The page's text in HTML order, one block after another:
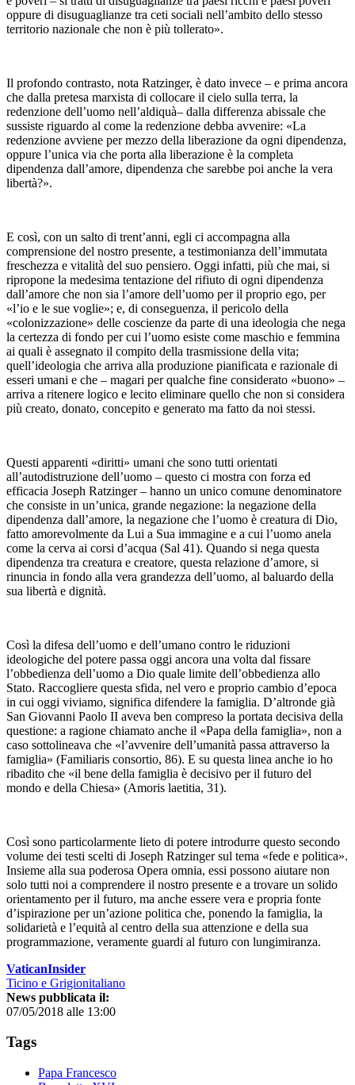
oppure di disuguaglianze tra ceti sociali nell’ambito dello stesso
territorio nazionale che non è più tollerato».
Il profondo contrasto, nota Ratzinger, è dato invece – e prima ancora
che dalla pretesa marxista di collocare il cielo sulla terra, la
redenzione dell’uomo nell’aldiquà– dalla differenza abissale che
sussiste riguardo al come la redenzione debba avvenire: «La
redenzione avviene per mezzo della liberazione da ogni dipendenza,
oppure l’unica via che porta alla liberazione è la completa
dipendenza dall’amore, dipendenza che sarebbe poi anche la vera
libertà?».
E così, con un salto di trent’anni, egli ci accompagna alla
comprensione del nostro presente, a testimonianza dell’immutata
freschezza e vitalità del suo pensiero. Oggi infatti, più che mai, si
ripropone la medesima tentazione del rifiuto di ogni dipendenza
dall’amore che non sia l’amore dell’uomo per il proprio ego, per
«l’io e le sue voglie»; e, di conseguenza, il pericolo della
«colonizzazione» delle coscienze da parte di una ideologia che nega
la certezza di fondo per cui l’uomo esiste come maschio e femmina
ai quali è assegnato il compito della trasmissione della vita;
quell’ideologia che arriva alla produzione pianificata e razionale di
esseri umani e che – magari per qualche fine considerato «buono» –
arriva a ritenere logico e lecito eliminare quello che non si considera
più creato, donato, concepito e generato ma fatto da noi stessi.
Questi apparenti «diritti» umani che sono tutti orientati
all’autodistruzione dell’uomo – questo ci mostra con forza ed
efficacia Joseph Ratzinger – hanno un unico comune denominatore
che consiste in un’unica, grande negazione: la negazione della
dipendenza dall’amore, la negazione che l’uomo è creatura di Dio,
fatto amorevolmente da Lui a Sua immagine e a cui l’uomo anela
come la cerva ai corsi d’acqua (Sal 41). Quando si nega questa
dipendenza tra creatura e creatore, questa relazione d’amore, si
rinuncia in fondo alla vera grandezza dell’uomo, al baluardo della
sua libertà e dignità.
Così la difesa dell’uomo e dell’umano contro le riduzioni
ideologiche del potere passa oggi ancora una volta dal fissare
l’obbedienza dell’uomo a Dio quale limite dell’obbedienza allo
Stato. Raccogliere questa sfida, nel vero e proprio cambio d’epoca
in cui oggi viviamo, significa difendere la famiglia. D’altronde già
San Giovanni Paolo II aveva ben compreso la portata decisiva della
questione: a ragione chiamato anche il «Papa della famiglia», non a
caso sottolineava che «l’avvenire dell’umanità passa attraverso la
famiglia» (Familiaris consortio, 86). E su questa linea anche io ho
ribadito che «il bene della famiglia è decisivo per il futuro del
mondo e della Chiesa» (Amoris laetitia, 31).
Così sono particolarmente lieto di potere introdurre questo secondo
volume dei testi scelti di Joseph Ratzinger sul tema «fede e politica».
Insieme alla sua poderosa Opera omnia, essi possono aiutare non
solo tutti noi a comprendere il nostro presente e a trovare un solido
orientamento per il futuro, ma anche essere vera e propria fonte
d’ispirazione per un’azione politica che, ponendo la famiglia, la
solidarietà e l’equità al centro della sua attenzione e della sua
programmazione, veramente guardi al futuro con lungimiranza.
VaticanInsider
Ticino e Grigionitaliano
News pubblicata il:
07/05/2018 alle 13:00
Tags
Papa Francesco